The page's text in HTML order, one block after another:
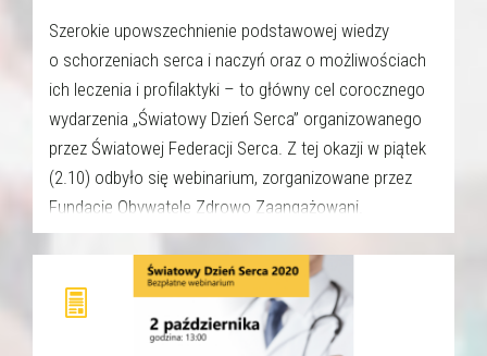
Szerokie upowszechnienie podstawowej wiedzy
o schorzeniach serca i naczyń oraz o możliwościach
ich leczenia i profilaktyki – to główny cel corocznego
wydarzenia „Światowy Dzień Serca” organizowanego
przez Światowej Federacji Serca. Z tej okazji w piątek
(2.10) odbyło się webinarium, zorganizowane przez
Fundację Obywatele Zdrowo Zaangażowani.